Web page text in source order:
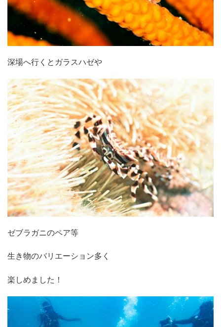
深場へ行くとガラスハゼや
ゼブラガニのペア等
生き物のバリエーション多く
楽しめました！